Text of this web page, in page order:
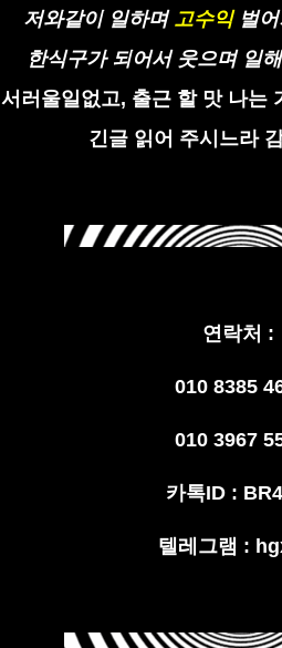
저와같이 일하며 고수익 벌
한식구가 되어서 웃으며 일
서러울일없고, 출근 할 맛 나는
긴글 읽어 주시느라
연락처 :
010 8385
010 3967
카톡ID :
텔레그램 :